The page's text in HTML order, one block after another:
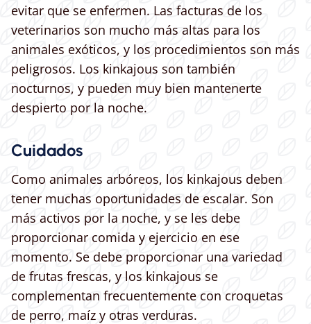
evitar que se enfermen. Las facturas de los
veterinarios son mucho más altas para los
animales exóticos, y los procedimientos son más
peligrosos. Los kinkajous son también
nocturnos, y pueden muy bien mantenerte
despierto por la noche.
Cuidados
Como animales arbóreos, los kinkajous deben
tener muchas oportunidades de escalar. Son
más activos por la noche, y se les debe
proporcionar comida y ejercicio en ese
momento. Se debe proporcionar una variedad
de frutas frescas, y los kinkajous se
complementan frecuentemente con croquetas
de perro, maíz y otras verduras.